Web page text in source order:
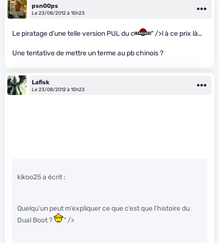
psn00ps
Le 23/08/2012 à 15h23
Le piratage d’une telle version PUL du c " />l à ce prix là…
Une tentative de mettre un terme au pb chinois ?
Lafisk
Le 23/08/2012 à 15h23
kikoo25 a écrit :
Quelqu’un peut m’expliquer ce que c’est que l’histoire du
Dual Boot ?
" />